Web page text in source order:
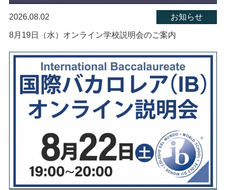
2026.08.02 お知らせ
8月19日（水）オンライン学校説明会のご案内